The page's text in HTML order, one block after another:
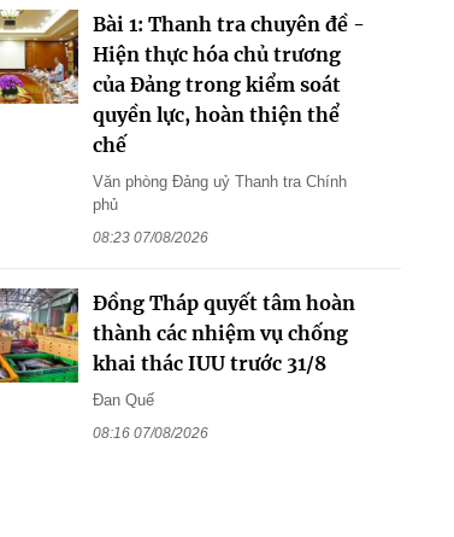
Bài 1: Thanh tra chuyên đề -
Hiện thực hóa chủ trương
của Đảng trong kiểm soát
quyền lực, hoàn thiện thể
chế
Văn phòng Đảng uỷ Thanh tra Chính
phủ
08:23 07/08/2026
Đồng Tháp quyết tâm hoàn
thành các nhiệm vụ chống
khai thác IUU trước 31/8
Đan Quế
08:16 07/08/2026